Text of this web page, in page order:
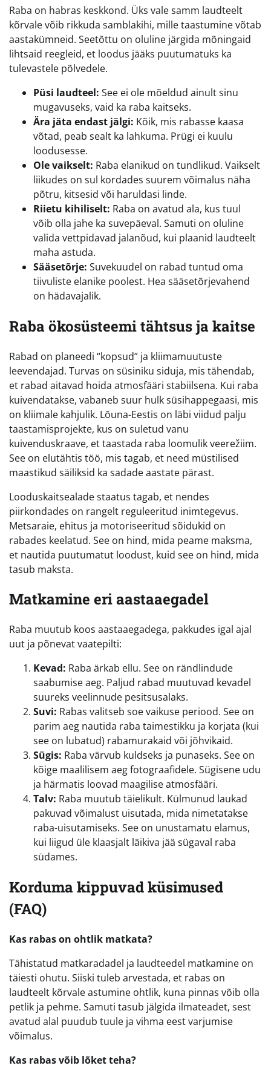
Raba on habras keskkond. Üks vale samm laudteelt
kõrvale võib rikkuda samblakihi, mille taastumine võtab
aastakümneid. Seetõttu on oluline järgida mõningaid
lihtsaid reegleid, et loodus jääks puutumatuks ka
tulevastele põlvedele.
Püsi laudteel: See ei ole mõeldud ainult sinu
mugavuseks, vaid ka raba kaitseks.
Ära jäta endast jälgi: Kõik, mis rabasse kaasa
võtad, peab sealt ka lahkuma. Prügi ei kuulu
loodusesse.
Ole vaikselt: Raba elanikud on tundlikud. Vaikselt
liikudes on sul kordades suurem võimalus näha
põtru, kitsesid või haruldasi linde.
Riietu kihiliselt: Raba on avatud ala, kus tuul
võib olla jahe ka suvepäeval. Samuti on oluline
valida vettpidavad jalanõud, kui plaanid laudteelt
maha astuda.
Sääsetõrje: Suvekuudel on rabad tuntud oma
tiivuliste elanike poolest. Hea sääsetõrjevahend
on hädavajalik.
Raba ökosüsteemi tähtsus ja kaitse
Rabad on planeedi “kopsud” ja kliimamuutuste
leevendajad. Turvas on süsiniku siduja, mis tähendab,
et rabad aitavad hoida atmosfääri stabiilsena. Kui raba
kuivendatakse, vabaneb suur hulk süsihappegaasi, mis
on kliimale kahjulik. Lõuna-Eestis on läbi viidud palju
taastamisprojekte, kus on suletud vanu
kuivenduskraave, et taastada raba loomulik veerežiim.
See on elutähtis töö, mis tagab, et need müstilised
maastikud säiliksid ka sadade aastate pärast.
Looduskaitsealade staatus tagab, et nendes
piirkondades on rangelt reguleeritud inimtegevus.
Metsaraie, ehitus ja motoriseeritud sõidukid on
rabades keelatud. See on hind, mida peame maksma,
et nautida puutumatut loodust, kuid see on hind, mida
tasub maksta.
Matkamine eri aastaaegadel
Raba muutub koos aastaaegadega, pakkudes igal ajal
uut ja põnevat vaatepilti:
Kevad: Raba ärkab ellu. See on rändlindude
saabumise aeg. Paljud rabad muutuvad kevadel
suureks veelinnude pesitsusalaks.
Suvi: Rabas valitseb soe vaikuse periood. See on
parim aeg nautida raba taimestikku ja korjata (kui
see on lubatud) rabamurakaid või jõhvikaid.
Sügis: Raba värvub kuldseks ja punaseks. See on
kõige maalilisem aeg fotograafidele. Sügisene udu
ja härmatis loovad maagilise atmosfääri.
Talv: Raba muutub täielikult. Külmunud laukad
pakuvad võimalust uisutada, mida nimetatakse
raba-uisutamiseks. See on unustamatu elamus,
kui liigud üle klaasjalt läikiva jää sügaval raba
südames.
Korduma kippuvad küsimused
(FAQ)
Kas rabas on ohtlik matkata?
Tähistatud matkaradadel ja laudteedel matkamine on
täiesti ohutu. Siiski tuleb arvestada, et rabas on
laudteelt kõrvale astumine ohtlik, kuna pinnas võib olla
petlik ja pehme. Samuti tasub jälgida ilmateadet, sest
avatud alal puudub tuule ja vihma eest varjumise
võimalus.
Kas rabas võib lõket teha?